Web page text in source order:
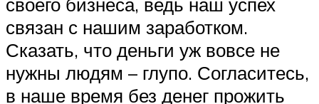
связан с нашим заработком.
Сказать, что деньги уж вовсе не
нужны людям – глупо. Согласитесь,
в наше время без денег прожить